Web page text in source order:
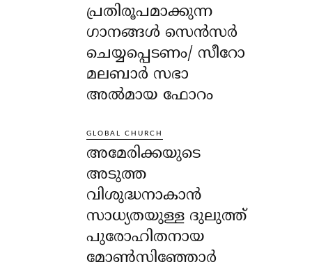
പ്രതിരൂപമാക്കുന്ന
ഗാനങ്ങൾ സെൻസർ
ചെയ്യപ്പെടണം/ സീറോ
മലബാർ സഭാ
അൽമായ ഫോറം
GLOBAL CHURCH
അമേരിക്കയുടെ
അടുത്ത
വിശുദ്ധനാകാൻ
സാധ്യതയുള്ള ദുലുത്ത്
പുരോഹിതനായ
മോൺസിഞ്ഞോർ